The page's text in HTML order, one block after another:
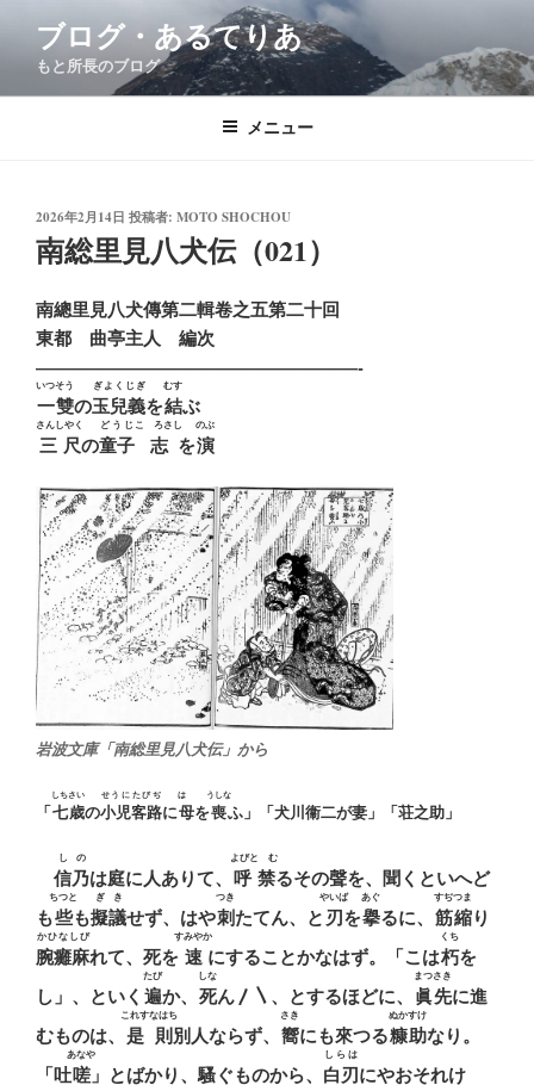
ン
ブログ・あるてりあ
もと所長のブログ
メニュー
投
稿
日:
2026年2月14日 投稿者: MOTO SHOCHOU
南総里見八犬伝（021）
南總里見八犬傳第二輯卷之五第二十回
東都 曲亭主人 編次
——————————————————-
一雙
いつそう
の玉兒義
ぎよくじぎ
を結
むす
ぶ
三尺
さんしやく
の童子
どうじ
志
こゝろさし
を演
のぶ
岩波文庫「南総里見八犬伝」から
「七歳
しちさい
の小児
せうに
客路
たびぢ
に母
はゝ
を喪
うしな
ふ」「犬川衞二が妻」「荘之助」
信乃
しの
は庭に人ありて、 呼禁
よびとゞむ
るその聲を、聞くといへど
も些
ちつと
も擬議
ぎき
せず、はや刺
つき
たてん、と刃
やいば
を擧
あぐ
るに、 筋縮
すぢつま
り
腕癱麻
かひなしび
れて、死を 速
すみやか
にすることかなはず。「こは朽
くち
を
し」、といく 遍
たび
か、 死
しな
ん〳〵、とするほどに、 眞先
まつさき
に進
むものは、 是則
これすなはち
別人ならず、 嚮
さき
にも來つる糠助
ぬかすけ
なり。
「吐嗟
あなや
」とばかり、騷ぐものから、 白刃
しらは
にやおそれけ